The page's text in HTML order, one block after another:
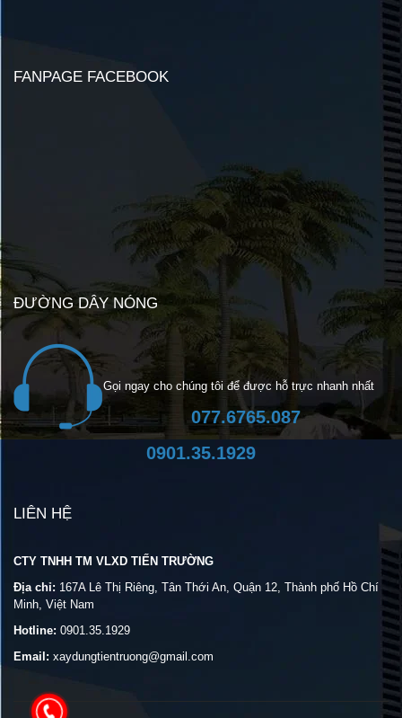
FANPAGE FACEBOOK
ĐƯỜNG DÂY NÓNG
Gọi ngay cho chúng tôi để được hỗ trực nhanh nhất
077.6765.087
0901.35.1929
LIÊN HỆ
CTY TNHH TM VLXD TIẾN TRƯỜNG
Địa chỉ: 167A Lê Thị Riêng, Tân Thới An, Quận 12, Thành phố Hồ Chí
Minh, Việt Nam
Hotline: 0901.35.1929
Email: xaydungtientruong@gmail.com